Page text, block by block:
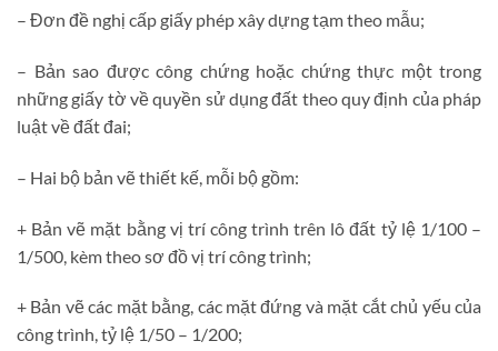
– Đơn đề nghị cấp giấy phép xây dựng tạm theo mẫu;
– Bản sao được công chứng hoặc chứng thực một trong
những giấy tờ về quyền sử dụng đất theo quy định của pháp
luật về đất đai;
– Hai bộ bản vẽ thiết kế, mỗi bộ gồm:
+ Bản vẽ mặt bằng vị trí công trình trên lô đất tỷ lệ 1/100 –
1/500, kèm theo sơ đồ vị trí công trình;
+ Bản vẽ các mặt bằng, các mặt đứng và mặt cắt chủ yếu của
công trình, tỷ lệ 1/50 – 1/200;